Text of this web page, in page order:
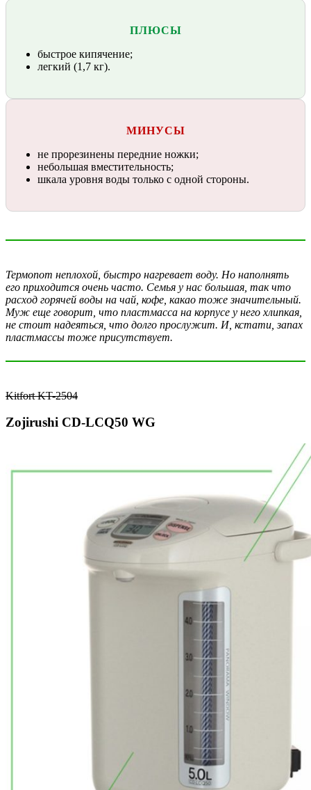
ПЛЮСЫ
быстрое кипячение;
легкий (1,7 кг).
МИНУСЫ
не прорезинены передние ножки;
небольшая вместительность;
шкала уровня воды только с одной стороны.
Термопот неплохой, быстро нагревает воду. Но наполнять
его приходится очень часто. Семья у нас большая, так что
расход горячей воды на чай, кофе, какао тоже значительный.
Муж еще говорит, что пластмасса на корпусе у него хлипкая,
не стоит надеяться, что долго прослужит. И, кстати, запах
пластмассы тоже присутствует.
Kitfort KT-2504
Zojirushi CD-LCQ50 WG